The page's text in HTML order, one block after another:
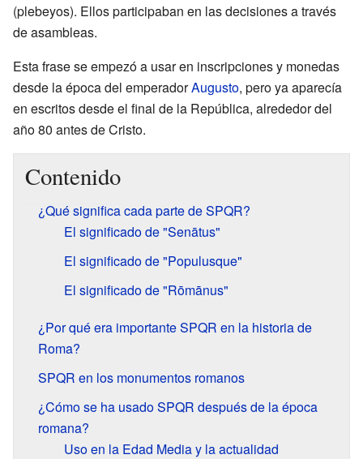
(plebeyos). Ellos participaban en las decisiones a través
de asambleas.
Esta frase se empezó a usar en inscripciones y monedas
desde la época del emperadorAugusto, pero ya aparecía
en escritos desde el final de la República, alrededor del
año 80 antes de Cristo.
Contenido
¿Qué significa cada parte de SPQR?
El significado de "Senātus"
El significado de "Populusque"
El significado de "Rōmānus"
¿Por qué era importante SPQR en la historia de
Roma?
SPQR en los monumentos romanos
¿Cómo se ha usado SPQR después de la época
romana?
Uso en la Edad Media y la actualidad